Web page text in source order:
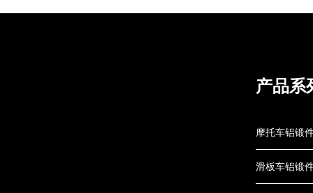
产品系
摩托车铝锻
滑板车铝锻